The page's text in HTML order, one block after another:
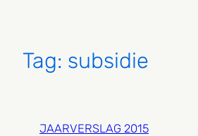
Tag: subsidie
JAARVERSLAG 2015